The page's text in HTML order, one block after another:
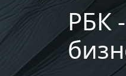
РБК